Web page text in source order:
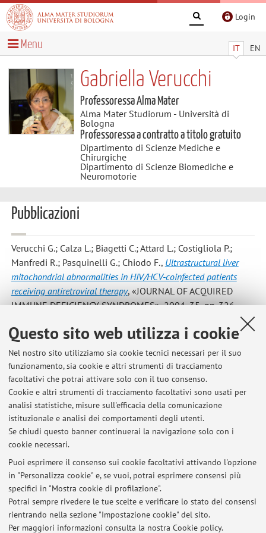
Questo sito web utilizza i cookie
Nel nostro sito utilizziamo sia cookie tecnici necessari per il suo
funzionamento, sia cookie e altri strumenti di tracciamento
facoltativi che potrai attivare solo con il tuo consenso.
Cookie e altri strumenti di tracciamento facoltativi sono usati per
analisi statistiche, misure sull'efficacia della comunicazione
istituzionale e analisi dei comportamenti degli utenti.
Se chiudi questo banner continuerai la navigazione solo con i
cookie necessari.
Puoi esprimere il consenso sui cookie facoltativi attivando l'opzione
in "Personalizza cookie" e, se vuoi, potrai esprimere consensi più
specifici in "Mostra cookie di profilazione".
Potrai sempre rivedere le tue scelte e verificare lo stato dei consensi
rientrando nella sezione "Impostazione cookie" del sito.
Per maggiori informazioni consulta la nostra Cookie policy.
Login
IT EN
Menu
Gabriella Verucchi
Professoressa Alma Mater
Alma Mater Studiorum - Università di
Bologna
Professoressa a contratto a titolo gratuito
Dipartimento di Scienze Mediche e
Chirurgiche
Dipartimento di Scienze Biomediche e
Neuromotorie
Pubblicazioni
Verucchi G.; Calza L.; Biagetti C.; Attard L.; Costigliola P.;
Manfredi R.; Pasquinelli G.; Chiodo F., Ultrastructural liver
mitochondrial abnormalities in HIV/HCV-coinfected patients
receiving antiretroviral therapy, «JOURNAL OF ACQUIRED
IMMUNE DEFICIENCY SYNDROMES», 2004, 35, pp. 326 -
1 2 3
Prove esame SCIENZE CLINICHE DELL'AREA MEDICO-SPECIALISTICA II
Pubblicato il: 12 maggio 2026
risultati prova elettivo 2025
Pubblicato il: 01 febbraio 2025